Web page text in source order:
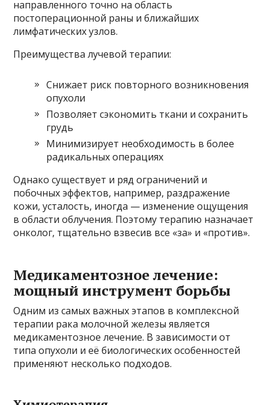
направленного точно на область
постоперационной раны и ближайших
лимфатических узлов.
Преимущества лучевой терапии:
Снижает риск повторного возникновения
опухоли
Позволяет сэкономить ткани и сохранить
грудь
Минимизирует необходимость в более
радикальных операциях
Однако существует и ряд ограничений и
побочных эффектов, например, раздражение
кожи, усталость, иногда — изменение ощущения
в области облучения. Поэтому терапию назначает
онколог, тщательно взвесив все «за» и «против».
Медикаментозное лечение:
мощный инструмент борьбы
Одним из самых важных этапов в комплексной
терапии рака молочной железы является
медикаментозное лечение. В зависимости от
типа опухоли и её биологических особенностей
применяют несколько подходов.